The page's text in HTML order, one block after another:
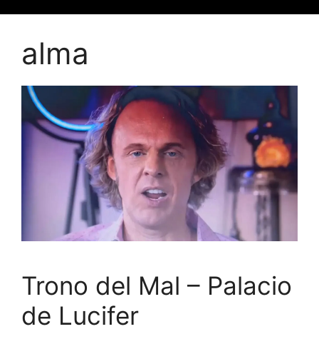
alma
Trono del Mal – Palacio
de Lucifer